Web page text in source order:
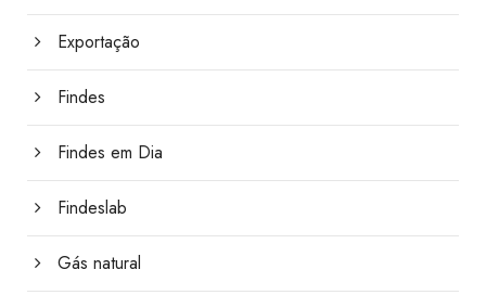
Exportação
Findes
Findes em Dia
Findeslab
Gás natural